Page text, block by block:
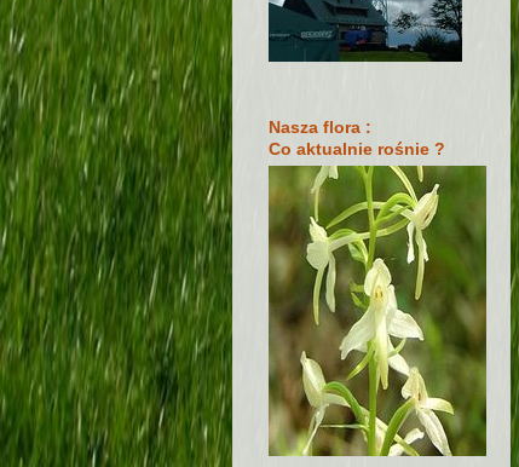
Nasza flora :
Co aktualnie rośnie ?